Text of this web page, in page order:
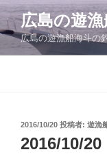
コ
ン
ン
広島の遊
広島の遊漁船海斗の
投
稿
日:
2016/10/20 投稿者: 遊漁
2016/10/